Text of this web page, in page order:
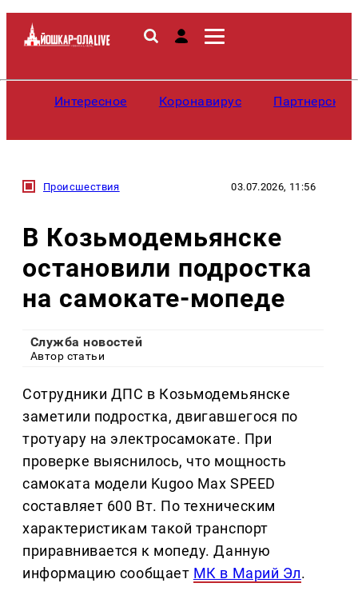
Интересное Коронавирус
Происшествия 03.07.2026, 11:56
В Козьмодемьянске
остановили подростка
на самокате-мопеде
Служба новостей
Автор статьи
Сотрудники ДПС в Козьмодемьянске
заметили подростка, двигавшегося по
тротуару на электросамокате. При
проверке выяснилось, что мощность
самоката модели Kugoo Max SPEED
составляет 600 Вт. По техническим
характеристикам такой транспорт
приравнивается к мопеду. Данную
информацию сообщает МК в Марий Эл.